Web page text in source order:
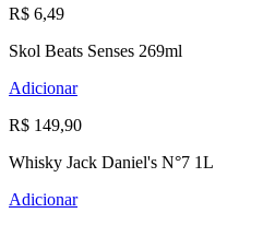
R$ 6,49
Skol Beats Senses 269ml
Adicionar
R$ 149,90
Whisky Jack Daniel's N°7 1L
Adicionar